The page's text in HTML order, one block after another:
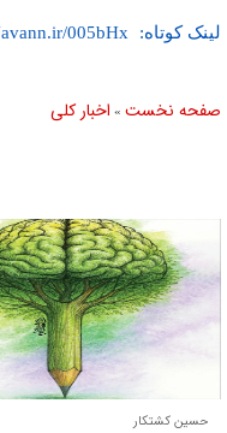
لینک کوتاه:
صفحه نخست » اخبار كلی
حسین کشتکار